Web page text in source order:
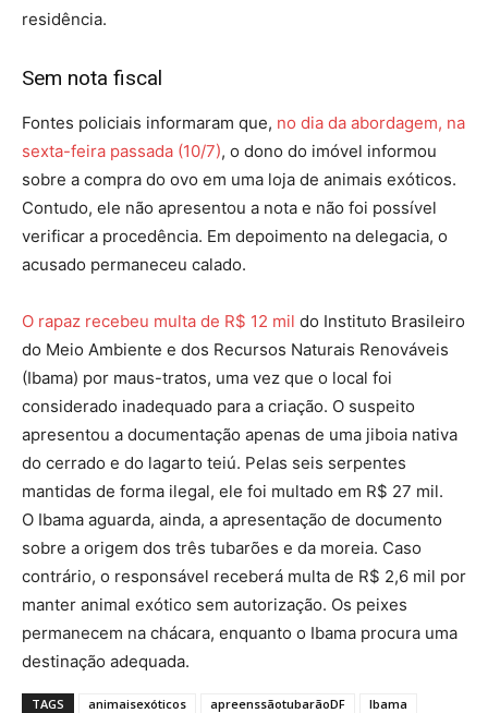
residência.
Sem nota fiscal
Fontes policiais informaram que, no dia da abordagem, na
sexta-feira passada (10/7), o dono do imóvel informou
sobre a compra do ovo em uma loja de animais exóticos.
Contudo, ele não apresentou a nota e não foi possível
verificar a procedência. Em depoimento na delegacia, o
acusado permaneceu calado.
O rapaz recebeu multa de R$ 12 mil do Instituto Brasileiro
do Meio Ambiente e dos Recursos Naturais Renováveis
(Ibama) por maus-tratos, uma vez que o local foi
considerado inadequado para a criação. O suspeito
apresentou a documentação apenas de uma jiboia nativa
do cerrado e do lagarto teiú. Pelas seis serpentes
mantidas de forma ilegal, ele foi multado em R$ 27 mil.
O Ibama aguarda, ainda, a apresentação de documento
sobre a origem dos três tubarões e da moreia. Caso
contrário, o responsável receberá multa de R$ 2,6 mil por
manter animal exótico sem autorização. Os peixes
permanecem na chácara, enquanto o Ibama procura uma
destinação adequada.
TAGS animaisexóticos apreenssãotubarãoDF
Ibama